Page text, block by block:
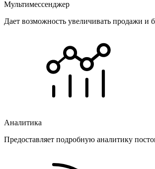
Мультимессенджер
Дает возможность увеличивать продажи и
Аналитика
Предоставляет подробную аналитику